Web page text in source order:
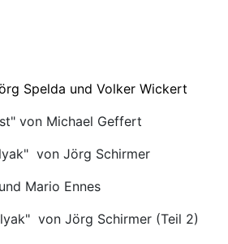
Spelda und Volker Wickert
von Michael Geffert
von Jörg Schirmer
Mario Ennes
von Jörg Schirmer (Teil 2)